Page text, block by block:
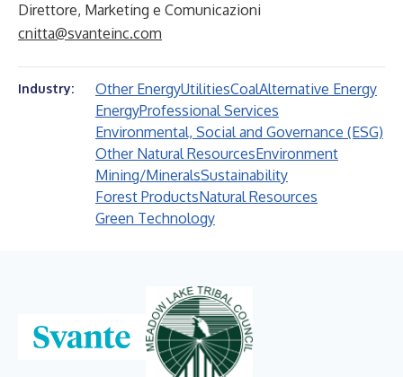
Direttore, Marketing e Comunicazioni
cnitta@svanteinc.com
Industry: Other EnergyUtilitiesCoalAlternative Energy
EnergyProfessional Services
Environmental, Social and Governance (ESG)
Other Natural ResourcesEnvironment
Mining/MineralsSustainability
Forest ProductsNatural Resources
Green Technology